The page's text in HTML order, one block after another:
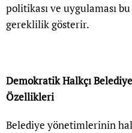
politikası ve uygulaması
gereklilik gösterir.
Demokratik Halkçı Belediye
Özellikleri
Belediye yönetimlerinin